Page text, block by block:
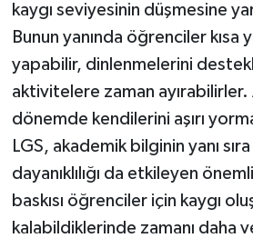
kaygı seviyesinin düşmesine
Bunun yanında öğrenciler kısa
yapabilir, dinlenmelerini
aktivitelere zaman ayırabilirler.
dönemde kendilerini aşırı
LGS, akademik bilginin yanı
dayanıklılığı da etkileyen
baskısı öğrenciler için kaygı
kalabildiklerinde zamanı daha